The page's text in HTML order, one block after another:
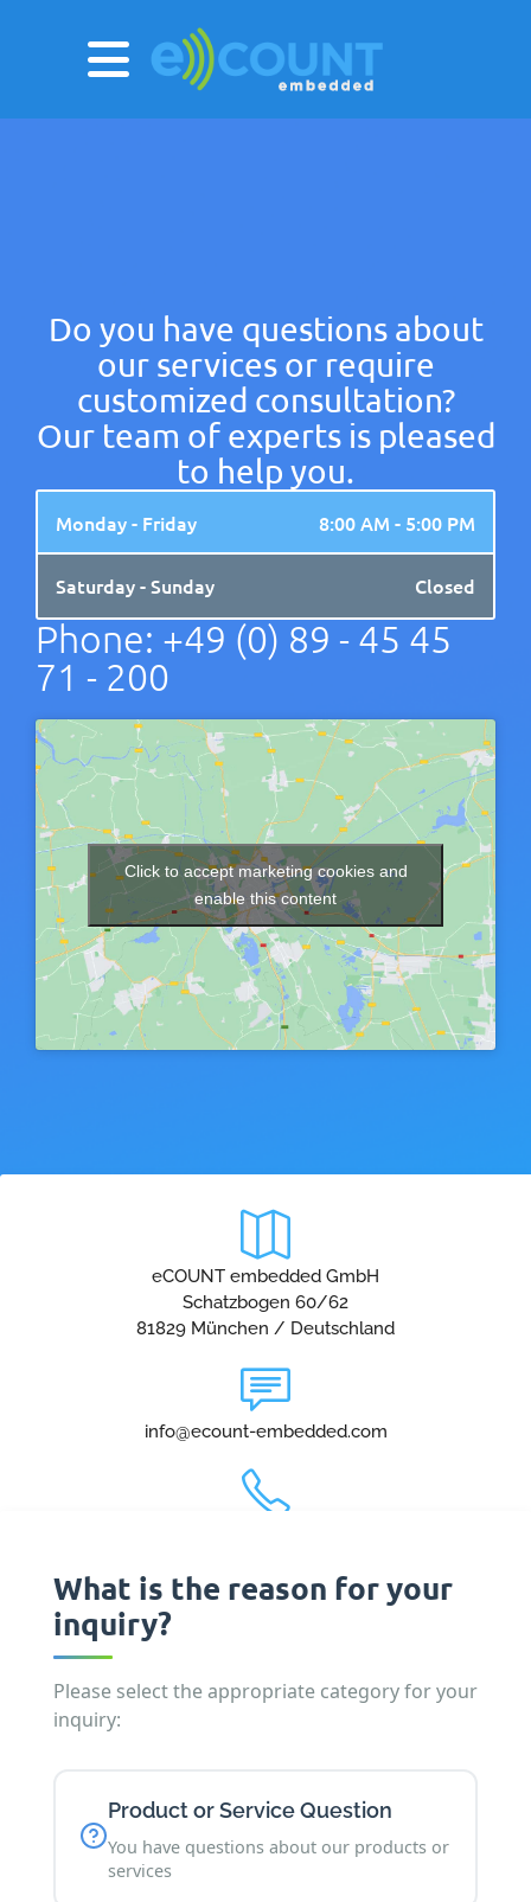
Do you have questions about
our services or require
customized consultation?
Our team of experts is pleased
to help you.
Monday - Friday 8:00 AM - 5:00 PM
Saturday - Sunday Closed
Phone: +49 (0) 89 - 45 45
71 - 200
Click to accept marketing cookies and
enable this content
eCOUNT embedded GmbH
Schatzbogen 60/62
81829 München / Deutschland
info@ecount-embedded.com
What is the reason for your
inquiry?
Please select the appropriate category for your
inquiry:
Product or Service Question
You have questions about our products or
services